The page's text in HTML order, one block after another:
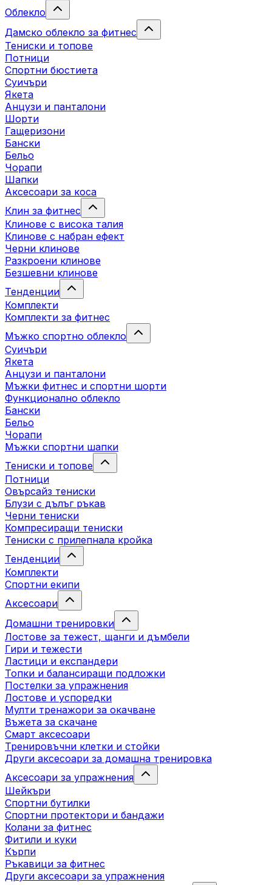
Облекло
Дамско облекло за фитнес
Тениски и топове
Потници
Спортни бюстиета
Суичъри
Якета
Aнцузи и панталони
Шорти
Гащеризони
Бански
Бельо
Чорапи
Шапки
Аксесоари за коса
Клин за фитнес
Клинове с висока талия
Клинове с набран ефект
Черни клинове
Разкроени клинове
Безшевни клинове
Тенденции
Комплекти
Комплекти за фитнес
Мъжко спортно облекло
Суичъри
Якета
Aнцузи и панталони
Mъжки фитнес и спортни шорти
Функционално облекло
Бански
Бельо
Чорапи
Mъжки спортни шапки
Тениски и топове
Потници
Овърсайз тениски
Блузи с дълъг ръкав
Черни тениски
Компресиращи тениски
Тениски с прилепнала кройка
Тенденции
Комплекти
Спортни екипи
Аксесоари
Домашни тренировки
Лостове за тежест, щанги и дъмбели
Гири и тежести
Ластици и експандери
Топки и балансиращи подложки
Постелки за упражнения
Лостове и успоредки
Мулти тренажори за окачване
Въжета за скачане
Смарт аксесоари
Тренировъчни клетки и стойки
Други аксесоари за домашна тренировка
Аксесоари за упражнения
Шейкъри
Спортни бутилки
Спортни протектори и бандажи
Колани за фитнес
Фитили и куки
Кърпи
Ръкавици за фитнес
Други аксесоари за упражнения